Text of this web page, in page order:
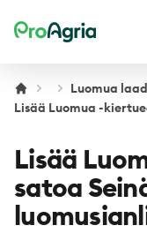
ProAgria
Luomua
Lisää Luomua -
Lisää
satoa